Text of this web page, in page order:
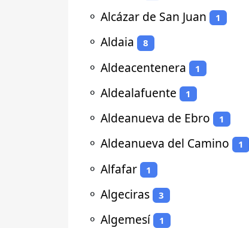
⚬ Alcázar de San Juan 1
⚬ Aldaia 8
⚬ Aldeacentenera 1
⚬ Aldealafuente 1
⚬ Aldeanueva de Ebro 1
⚬ Aldeanueva del Camino 1
⚬ Alfafar 1
⚬ Algeciras 3
⚬ Algemesí 1